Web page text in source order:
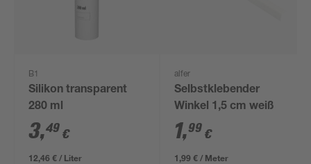
B1
Silikon transparent
280 ml
3,49 €
12,46 € / Liter
alfer
Selbstklebender
Winkel 1,5 cm weiß
1,99 €
1,99 € / Meter